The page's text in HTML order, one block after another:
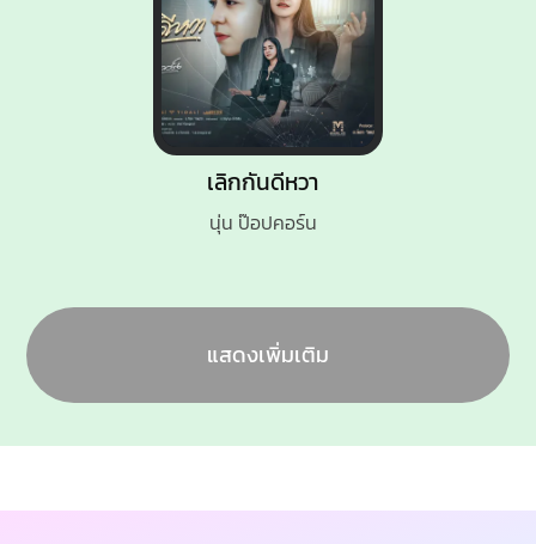
เลิกกันดีหวา
นุ่น ป๊อปคอร์น
แสดงเพิ่มเติม